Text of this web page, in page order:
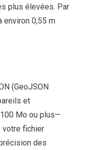
plus élevées. Par
environ 0,55 m
(GeoJSON
et
Mo ou plus—
votre fichier
des